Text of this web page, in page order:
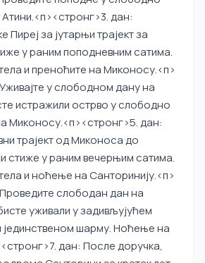
<п><стронг>3. дан:
Пиреј за јутарњи трајект за
у раним поподневним сатима.
и преноћите на Миконосу.<п>
Уживајте у слободном дану на
истражили острво у слободно
Миконосу.<п><стронг>5. дан:
трајект од Миконоса до
стиже у раним вечерњим сатима.
и ноћење на Санторинију.<п>
Проведите слободан дан на
уживали у задивљујућем
јединственом шарму. Ноћење на
дан: После доручка,